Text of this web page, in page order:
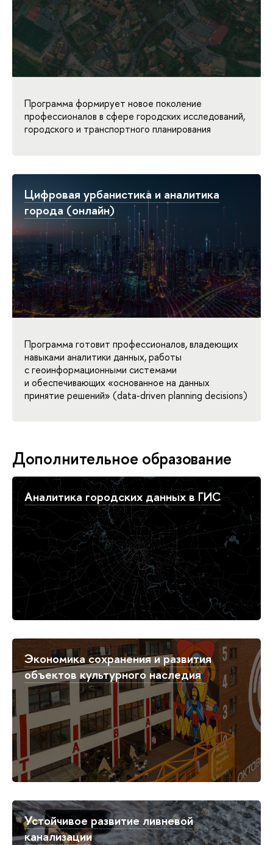
Программа формирует новое поколение
профессионалов в сфере городских исследований,
городского и транспортного планирования
Цифровая урбанистика и аналитика
города (онлайн)
Программа готовит профессионалов, владеющих
навыками аналитики данных, работы
с геоинформационными системами
и обеспечивающих «основанное на данных
принятие решений» (data-driven planning decisions)
Дополнительное образование
Аналитика городских данных в ГИС
Экономика сохранения и развития
объектов культурного наследия
Устойчивое развитие ливневой
канализации